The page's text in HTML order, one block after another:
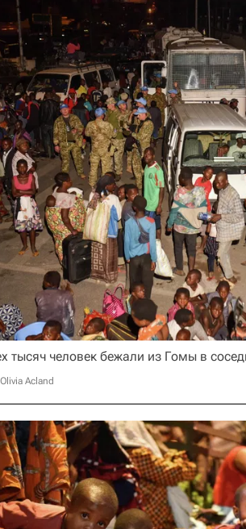
тысяч человек бежали из Гомы в
Acland